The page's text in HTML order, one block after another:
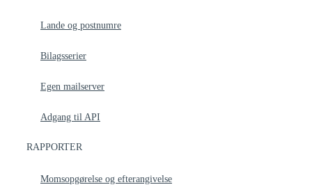
Lande og postnumre
Bilagsserier
Egen mailserver
Adgang til API
RAPPORTER
Momsopgørelse og efterangivelse